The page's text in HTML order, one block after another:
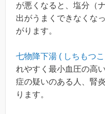
が悪くなると、塩分（
出がうまくできなくな
がります。
七物降下湯 ( しちもつ
れやすく最小血圧の高
症の疑いのある人、腎
ります。